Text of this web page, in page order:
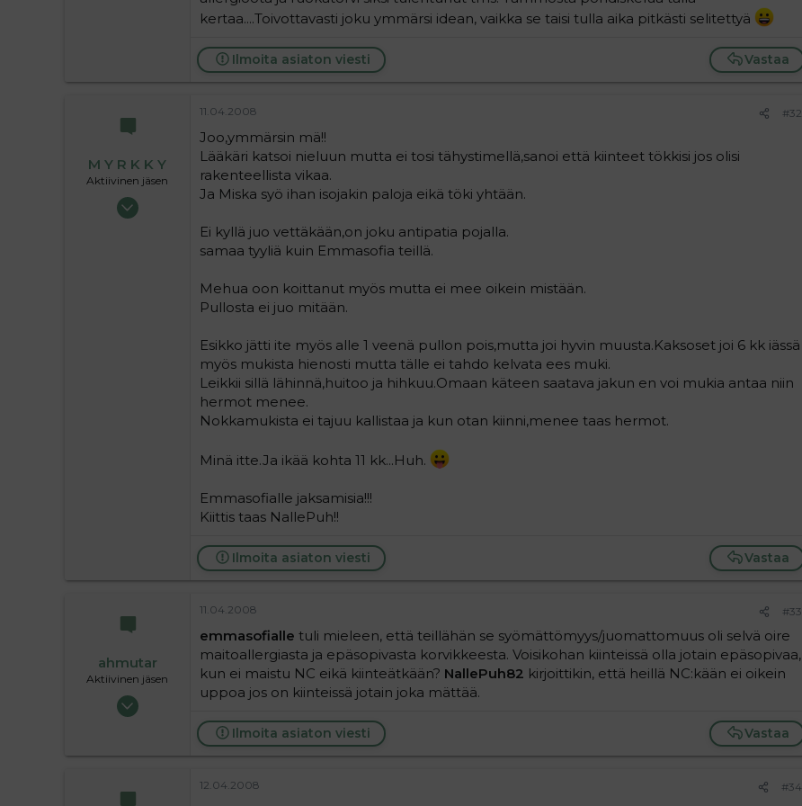
kertaa....Toivottavasti joku ymmärsi idean, vaikka se taisi tulla aika pitkästi selitettyä
Vastaa
Ilmoita asiaton viesti
M Y R K K Y
Aktiivinen jäsen
03.12.2006
11.04.2008 #32
Joo,ymmärsin mä!!
Lääkäri katsoi nieluun mutta ei tosi tähystimellä,sanoi että kiinteet tökkisi jos olisi
rakenteellista vikaa.
Ja Miska syö ihan isojakin paloja eikä töki yhtään.
Ei kyllä juo vettäkään,on joku antipatia pojalla.
samaa tyyliä kuin Emmasofia teillä.
Mehua oon koittanut myös mutta ei mee oikein mistään.
Pullosta ei juo mitään.
Esikko jätti ite myös alle 1 veenä pullon pois,mutta joi hyvin muusta.Kaksoset joi 6 kk iässä
myös mukista hienosti mutta tälle ei tahdo kelvata ees muki.
Leikkii sillä lähinnä,huitoo ja hihkuu.Omaan käteen saatava jakun en voi mukia antaa niin
hermot menee.
Nokkamukista ei tajuu kallistaa ja kun otan kiinni,menee taas hermot.
Minä itte.Ja ikää kohta 11 kk...Huh.
Emmasofialle jaksamisia!!!
Kiittis taas NallePuh!!
Vastaa
Ilmoita asiaton viesti
ahmutar
Aktiivinen jäsen
23.10.2007
11.04.2008 #33
emmasofialle tuli mieleen, että teillähän se syömättömyys/juomattomuus oli selvä oire
maitoallergiasta ja epäsopivasta korvikkeesta. Voisikohan kiinteissä olla jotain epäsopivaa,
kun ei maistu NC eikä kiinteätkään? NallePuh82 kirjoittikin, että heillä NC:kään ei oikein
uppoa jos on kiinteissä jotain joka mättää.
Vastaa
Ilmoita asiaton viesti
12.04.2008 #34